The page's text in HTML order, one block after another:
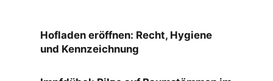
Hofladen eröffnen: Recht, Hygiene
und Kennzeichnung